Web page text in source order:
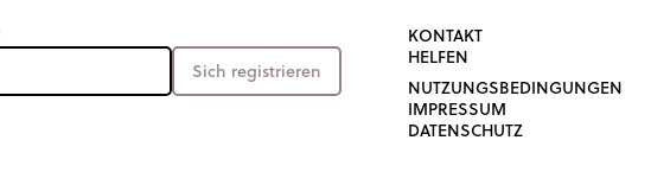
Sich registrieren
KONTAKT
HELFEN
NUTZUNGSBEDINGUNGEN
IMPRESSUM
DATENSCHUTZ